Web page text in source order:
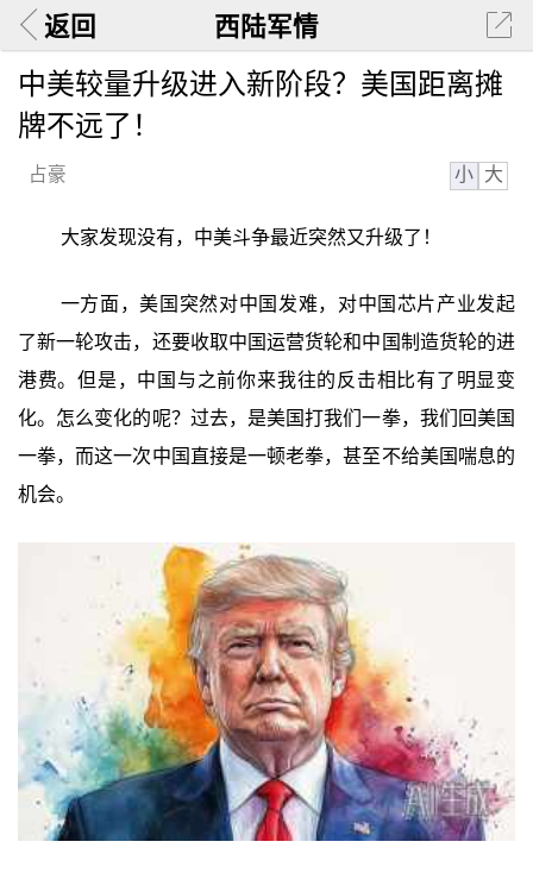
返回 西陆军情
中美较量升级进入新阶段？美国距离摊
牌不远了！
占豪 小 大
大家发现没有，中美斗争最近突然又升级了！
一方面，美国突然对中国发难，对中国芯片产业发起
了新一轮攻击，还要收取中国运营货轮和中国制造货轮的进
港费。但是，中国与之前你来我往的反击相比有了明显变
化。怎么变化的呢？过去，是美国打我们一拳，我们回美国
一拳，而这一次中国直接是一顿老拳，甚至不给美国喘息的
机会。